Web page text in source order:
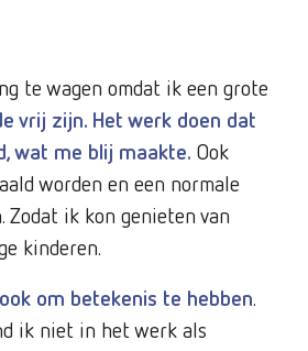
te wagen omdat ik een grote
vrij zijn. Het werk doen dat
wat me blij maakte. Ook
worden en een normale
Zodat ik kon genieten van
kinderen.
om betekenis te hebben.
ik niet in het werk als